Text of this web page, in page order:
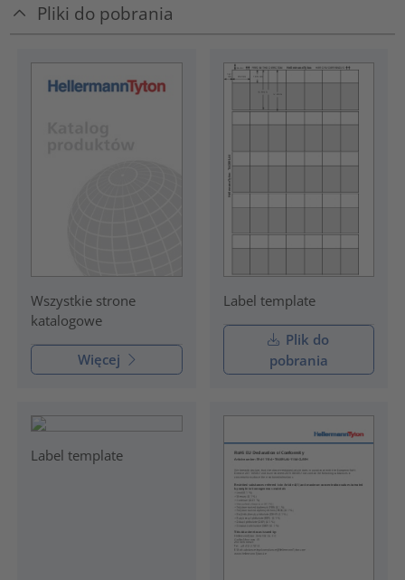
Pliki do pobrania
Wszystkie strone
katalogowe
Więcej
Label template
Plik do
pobrania
Label template